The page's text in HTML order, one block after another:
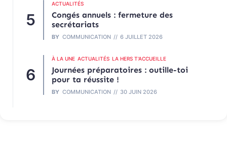
ACTUALITÉS
Congés annuels : fermeture des
secrétariats
BY COMMUNICATION 6 JUILLET 2026
À LA UNE ACTUALITÉS LA HERS T'ACCUEILLE
Journées préparatoires : outille-toi
pour ta réussite !
BY COMMUNICATION 30 JUIN 2026